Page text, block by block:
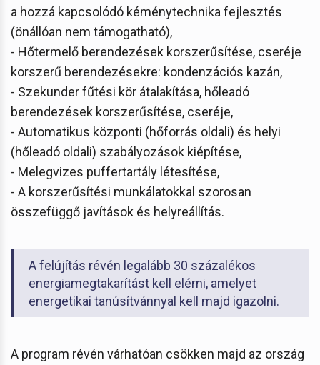
a hozzá kapcsolódó kéménytechnika fejlesztés
(önállóan nem támogatható),
- Hőtermelő berendezések korszerűsítése, cseréje
korszerű berendezésekre: kondenzációs kazán,
- Szekunder fűtési kör átalakítása, hőleadó
berendezések korszerűsítése, cseréje,
- Automatikus központi (hőforrás oldali) és helyi
(hőleadó oldali) szabályozások kiépítése,
- Melegvizes puffertartály létesítése,
- A korszerűsítési munkálatokkal szorosan
összefüggő javítások és helyreállítás.
A felújítás révén legalább 30 százalékos
energiamegtakarítást kell elérni, amelyet
energetikai tanúsítvánnyal kell majd igazolni.
A program révén várhatóan csökken majd az ország